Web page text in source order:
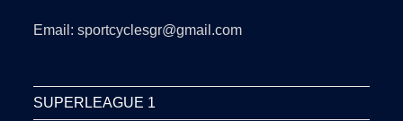
Email: sportcyclesgr@gmail.com
SUPERLEAGUE 1